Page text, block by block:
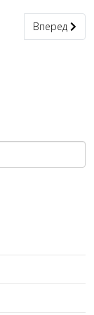
Следующий:
Вперед